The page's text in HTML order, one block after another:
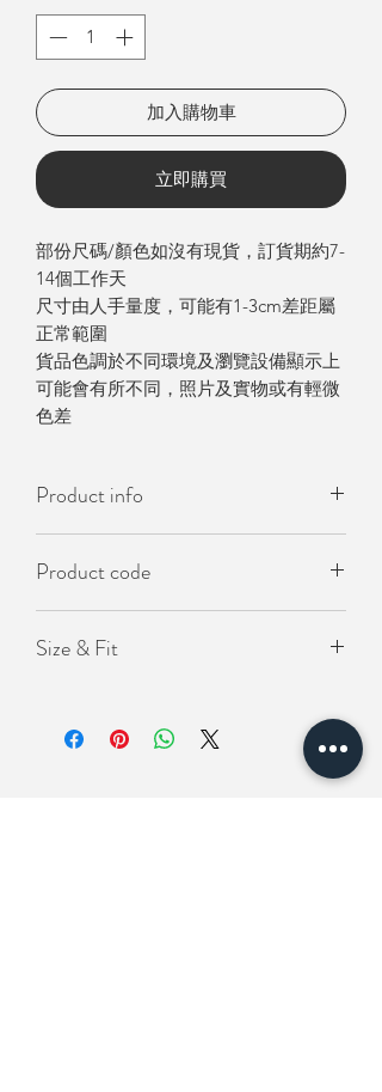
加入購物車
立即購買
部份尺碼/顏色如沒有現貨，訂貨期約7-
14個工作天
尺寸由人手量度，可能有1-3cm差距屬
正常範圍
貨品色調於不同環境及瀏覽設備顯示上
可能會有所不同，照片及實物或有輕微
色差
Product info
- 橡筋鬆緊腰圍
Product code
Size & Fit
Waist(腰圍）22-38吋 (橡筋拉伸）
Hip(臀圍）140cm